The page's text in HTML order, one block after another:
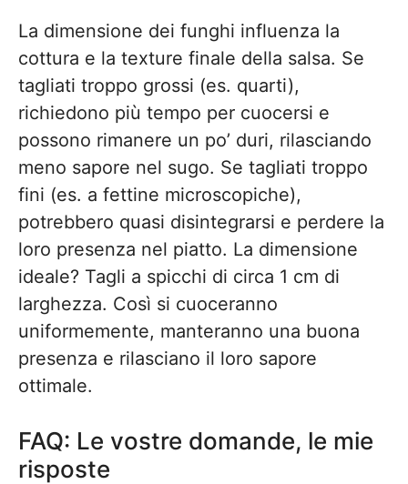
La dimensione dei funghi influenza la
cottura e la texture finale della salsa. Se
tagliati troppo grossi (es. quarti),
richiedono più tempo per cuocersi e
possono rimanere un po’ duri, rilasciando
meno sapore nel sugo. Se tagliati troppo
fini (es. a fettine microscopiche),
potrebbero quasi disintegrarsi e perdere la
loro presenza nel piatto. La dimensione
ideale? Tagli a spicchi di circa 1 cm di
larghezza. Così si cuoceranno
uniformemente, manteranno una buona
presenza e rilasciano il loro sapore
ottimale.
FAQ: Le vostre domande, le mie
risposte